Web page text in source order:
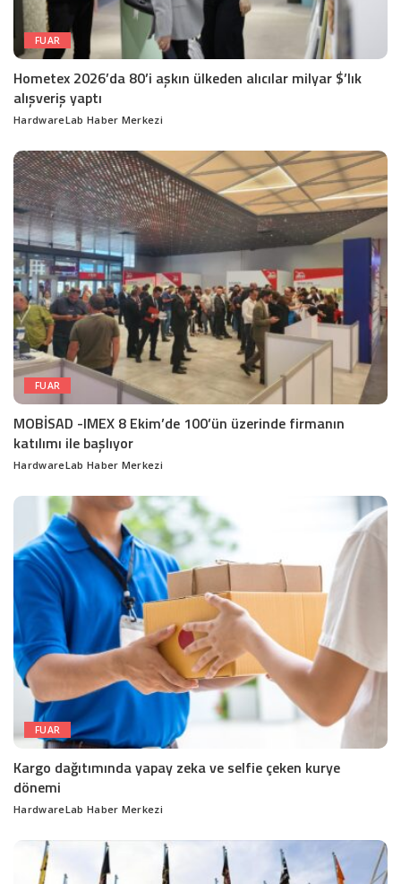
FUAR
Hometex 2026’da 80’i aşkın ülkeden alıcılar milyar $’lık
alışveriş yaptı
Posted
HardwareLab Haber Merkezi
FUAR
MOBİSAD -IMEX 8 Ekim’de 100’ün üzerinde firmanın
katılımı ile başlıyor
Posted
HardwareLab Haber Merkezi
FUAR
Kargo dağıtımında yapay zeka ve selfie çeken kurye
dönemi
Posted
HardwareLab Haber Merkezi